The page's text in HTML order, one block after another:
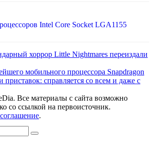
Intel Core Socket LGA1155
хоррор Little Nightmares переиздали
мобильного процессора Snapdragon
приставок: справляется со всем и даже с
Все материалы с сайта возможно
со ссылкой на первоисточник.
.
Search